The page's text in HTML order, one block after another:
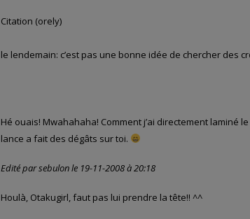
Citation (orely)
le lendemain: c’est pas une bonne idée de chercher des
Hé ouais! Mwahahaha! Comment j’ai directement laminé
lance a fait des dégâts sur toi.
Edité par sebulon le 19-11-2008 à 20:18
Houlà, Otakugirl, faut pas lui prendre la tête!! ^^